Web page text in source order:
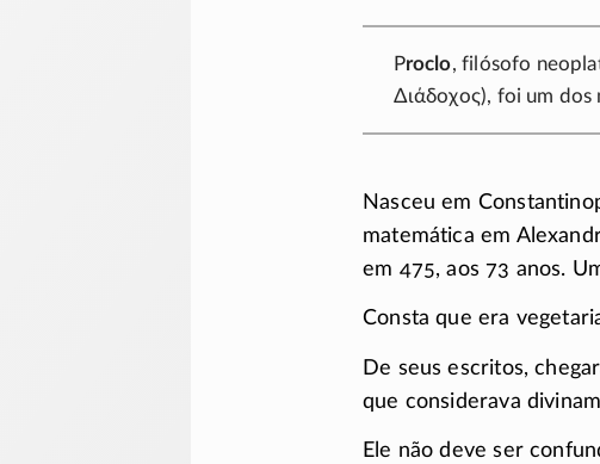
Proclo, filósofo
Διάδοχος), foi um dos
Nasceu em
matemática em
em 475, aos 73 anos.
Consta que era
De seus escritos,
que considerava
Ele não deve ser